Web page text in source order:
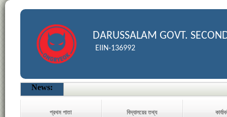
DARUSSALAM GOVT.
EIIN-136992
News:
প্রথম পাতা বিদ্যালয়ের তথ্য